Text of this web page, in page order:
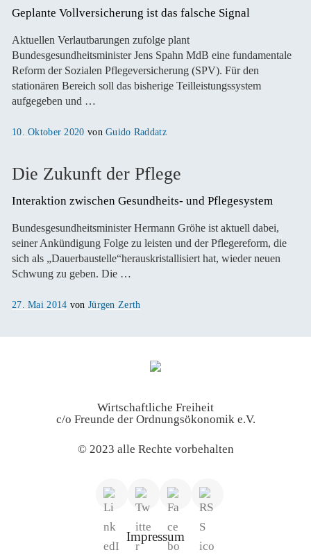
Geplante Vollversicherung ist das falsche Signal
Aktuellen Verlautbarungen zufolge plant
Bundesgesundheitsminister Jens Spahn MdB eine fundamentale
Reform der Sozialen Pflegeversicherung (SPV). Für den
stationären Bereich soll das bisherige Teilleistungssystem
aufgegeben und …
Veröffentlicht
10. Oktober 2020 vonGuido Raddatz
Die Zukunft der Pflege
Interaktion zwischen Gesundheits- und Pflegesystem
Bundesgesundheitsminister Hermann Gröhe ist aktuell dabei,
seiner Ankündigung Folge zu leisten und der Pflegereform, die
sich als „Dauerbaustelle“herauskristallisiert hat, wieder neuen
Schwung zu geben. Die …
Veröffentlicht
27. Mai 2014 von Jürgen Zerth
Wirtschaftliche Freiheit
c/o Freunde der Ordnungsökonomik e.V.
© 2023 alle Rechte vorbehalten
Impressum